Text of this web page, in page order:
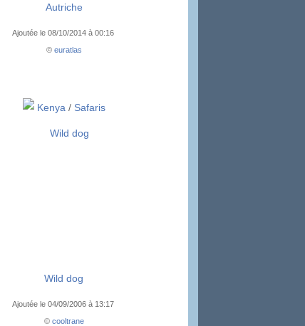
Autriche
Ajoutée le 08/10/2014 à 00:16
© euratlas
Kenya / Safaris
Wild dog
Ajoutée le 04/09/2006 à 13:17
© cooltrane